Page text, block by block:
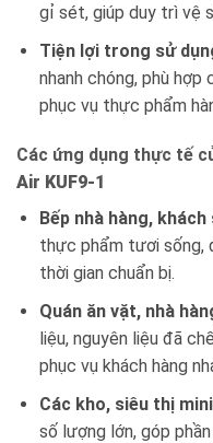
gỉ sét, giúp duy trì vệ
Tiện lợi trong sử
nhanh chóng, phù
phục vụ thực phẩm
Các ứng dụng thực tế
Air KUF9-1
Bếp nhà hàng, khách
thực phẩm tươi sống,
thời gian chuẩn bị.
Quán ăn vặt, nhà
liệu, nguyên liệu đã
phục vụ khách hàng
Các kho, siêu thị
số lượng lớn, góp